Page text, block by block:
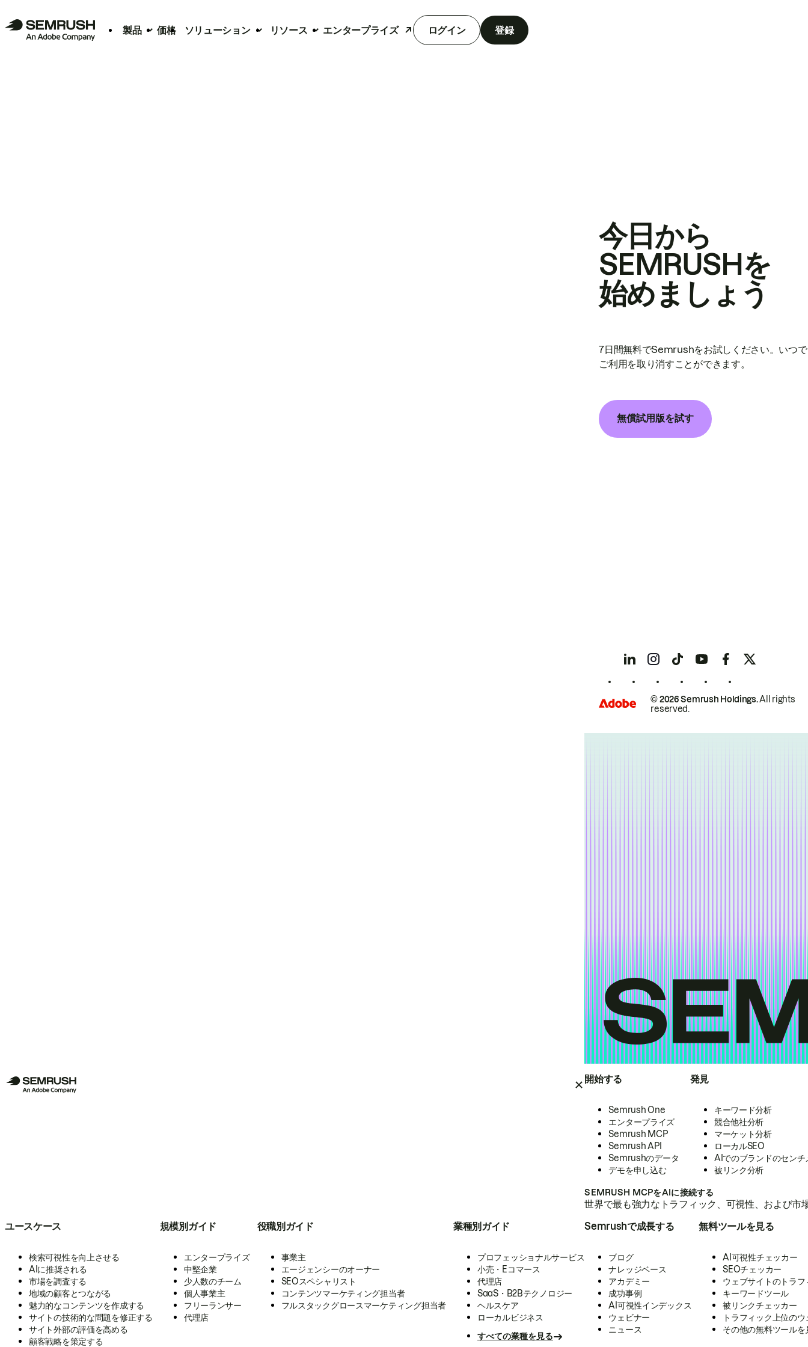
製品 価格 ソリューション リソース エンタープライズ ログイン 登録
開始する
Semrush One
エンタープライズ
Semrush MCP
Semrush API
Semrushのデータ
デモを申し込む
発見
キーワード分析
競合他社分析
マーケット分析
ローカルSEO
AIでのブランドのセンチ
被リンク分析
SEMRUSH MCPをAIに接続する
世界で最も強力なトラフィック、可視性、および
ユースケース
検索可視性を向上させる
AIに推奨される
市場を調査する
地域の顧客とつながる
魅力的なコンテンツを作成する
サイトの技術的な問題を修正する
サイト外部の評価を高める
顧客戦略を策定する
規模別ガイド
エンタープライズ
中堅企業
少人数のチーム
個人事業主
フリーランサー
代理店
役職別ガイド
事業主
エージェンシーのオーナー
SEOスペシャリスト
コンテンツマーケティング担当者
フルスタックグロースマーケティング担当者
業種別ガイド
プロフェッショナルサービス
小売・Eコマース
代理店
SaaS・B2Bテクノロジー
ヘルスケア
ローカルビジネス
すべての業種を見る
Semrushで成長する
ブログ
ナレッジベース
アカデミー
成功事例
AI可視性インデックス
ウェビナー
ニュース
無料ツールを見る
AI可視性チェッカー
SEOチェッカー
ウェブサイトのトラ
キーワードツール
被リンクチェッカー
トラフィック上位の
その他の無料ツールを
今日から
SEMRUSHを
始めましょう
7日間無料でSemrushをお試しください。いつ
ご利用を取り消すことができます。
無償試用版を試す
© 2026 Semrush Holdings.All rights
reserved.